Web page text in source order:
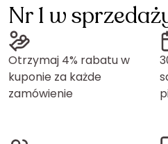
Nr 1 w
Otrzymaj 4% rabatu w
kuponie za każde
zamówienie